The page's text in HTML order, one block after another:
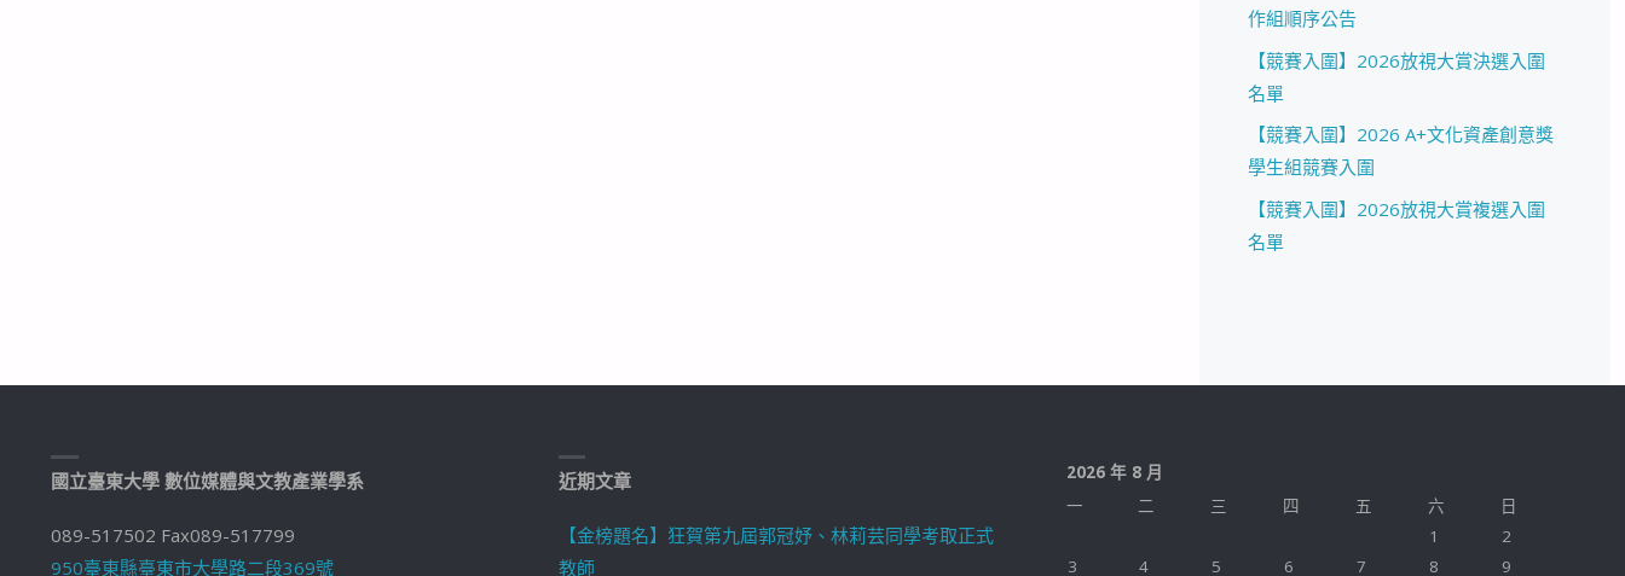
作組順序公告
【競賽入圍】2026放視大賞決選入圍
名單
【競賽入圍】2026 A+文化資產創意獎
學生組競賽入圍
【競賽入圍】2026放視大賞複選入圍
名單
國立臺東大學 數位媒體與文教產業學系
089-517502 Fax089-517799
950臺東縣臺東市大學路二段369號
近期文章
【金榜題名】狂賀第九屆郭冠妤、林莉芸同學考取正式
教師
2026 年 8 月
一
二 三 四 五 六
日
1
2
3
4 5 6 7 8 9